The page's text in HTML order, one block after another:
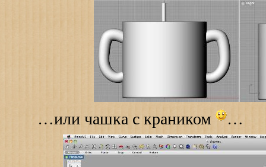
…или чашка с краником …